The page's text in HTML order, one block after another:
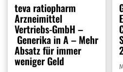
teva ratiopharm
Arzneimittel
Vertriebs-GmbH –
Generika in A – Mehr
Absatz für immer
weniger Geld